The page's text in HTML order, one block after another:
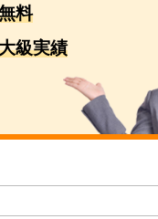
料
級実績